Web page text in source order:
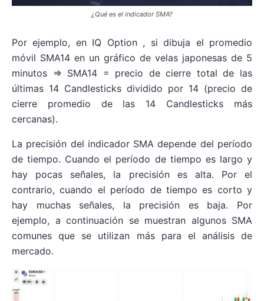
¿Qué es el indicador SMA?
Por ejemplo, en IQ Option , si dibuja el promedio
móvil SMA14 en un gráfico de velas japonesas de 5
minutos => SMA14 = precio de cierre total de las
últimas 14 Candlesticks dividido por 14 (precio de
cierre promedio de las 14 Candlesticks más
cercanas).
La precisión del indicador SMA depende del período
de tiempo. Cuando el período de tiempo es largo y
hay pocas señales, la precisión es alta. Por el
contrario, cuando el período de tiempo es corto y
hay muchas señales, la precisión es baja. Por
ejemplo, a continuación se muestran algunos SMA
comunes que se utilizan más para el análisis de
mercado.